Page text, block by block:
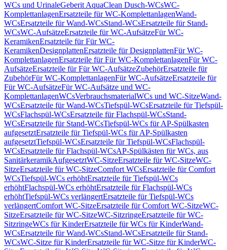
WCs und UrinaleGeberit AquaClean Dusch-WCsWC-
KomplettanlagenErsatzteile für WC-KomplettanlagenWand-
WCsErsatzteile für Wand-WCsStand-WCsErsatzteile für Stand-
WCsWC-AufsätzeErsatzteile für WC-AufsätzeFür WC-
KeramikenErsatzteile für Für WC-
KeramikenDesignplattenErsatzteile für DesignplattenFür WC-
KomplettanlagenErsatzteile für Für WC-KomplettanlagenFür WC-
AufsätzeErsatzteile für Für WC-AufsätzeZubehörErsatzteile für
ZubehörFür WC-KomplettanlagenFür WC-AufsätzeErsatzteile für
Für WC-AufsätzeFür WC-Aufsätze und WC-
KomplettanlagenWCsVerbrauchsmaterialWCs und WC-SitzeWand-
WCsErsatzteile für Wand-WCsTiefspül-WCsErsatzteile für Tiefspül-
WCsFlachspül-WCsErsatzteile für Flachspül-WCsStand-
WCsErsatzteile für Stand-WCsTiefspül-WCs für AP-Spülkasten
aufgesetztErsatzteile für Tiefspül-WCs für AP-Spülkasten
aufgesetztTiefspül-WCsErsatzteile für Tiefspül-WCsFlachspül-
WCsErsatzteile für Flachspül-WCsAP-Spülkästen für WCs, aus
SanitärkeramikAufgesetztWC-SitzeErsatzteile für WC-SitzeWC-
SitzeErsatzteile für WC-SitzeComfort WCsErsatzteile für Comfort
WCsTiefspül-WCs erhöhtErsatzteile für Tiefspül-WCs
erhöhtFlachspül-WCs erhöhtErsatzteile für Flachspül-WCs
erhöhtTiefspül-WCs verlängertErsatzteile für Tiefspül-WCs
verlängertComfort WC-SitzeErsatzteile für Comfort WC-SitzeWC-
SitzeErsatzteile für WC-SitzeWC-SitzringeErsatzteile für WC-
SitzringeWCs für KinderErsatzteile für WCs für KinderWand-
WCsErsatzteile für Wand-WCsStand-WCsErsatzteile für Stand-
WCsWC-Sitze für KinderErsatzteile für WC-Sitze für KinderWC-